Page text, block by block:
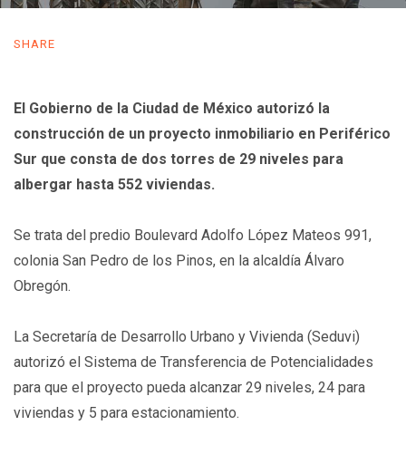
SHARE
El Gobierno de la Ciudad de México autorizó la
construcción de un proyecto inmobiliario en Periférico
Sur que consta de dos torres de 29 niveles para
albergar hasta 552 viviendas.
Se trata del predio Boulevard Adolfo López Mateos 991,
colonia San Pedro de los Pinos, en la alcaldía Álvaro
Obregón.
La Secretaría de Desarrollo Urbano y Vivienda (Seduvi)
autorizó el Sistema de Transferencia de Potencialidades
para que el proyecto pueda alcanzar 29 niveles, 24 para
viviendas y 5 para estacionamiento.